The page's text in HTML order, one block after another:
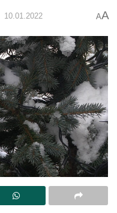
10.01.2022 AA